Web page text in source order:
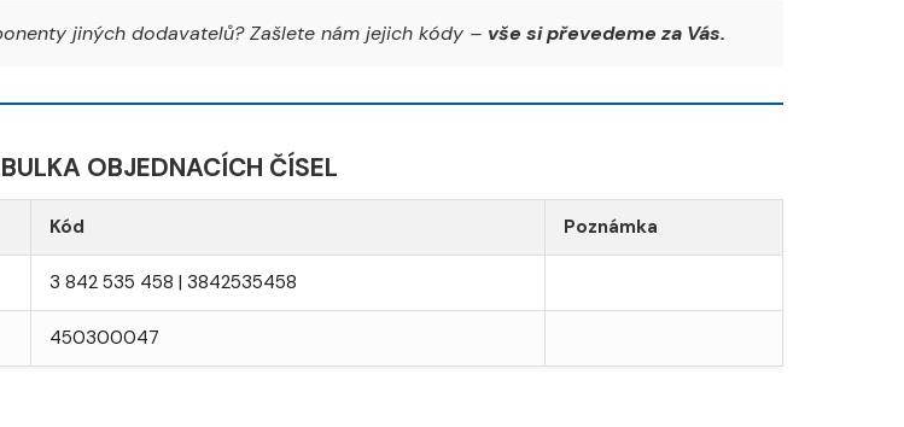
jiných dodavatelů? Zašlete nám jejich kódy – vše si převedeme za Vás.
OBJEDNACÍCH ČÍSEL
Kód Poznámka
3 842 535 458 | 3842535458
450300047